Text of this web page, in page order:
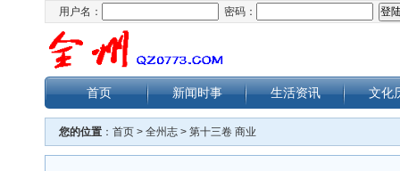
用户名： 密码：
首页 新闻时事 生活资讯 文化
您的位置 ： 首页 > 全州志 > 第十三卷 商业